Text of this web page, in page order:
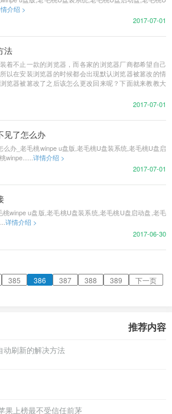
介绍 >
2017-07-01
法
着不止一款的浏览器，而各家的浏览器厂商都希望自己
以在安装浏览器的时候都会出现默认浏览器被篡改的情
览器被篡改了之后该怎么更改回来呢？下面就来教教大
2017-07-01
见了怎么办
么办_老毛桃winpe u盘版,老毛桃U盘装系统,老毛桃U盘启
详情介绍 >
2017-07-01
winpe u盘版,老毛桃U盘装系统,老毛桃U盘启动盘,老毛
详情介绍 >
2017-06-30
385 386 387 388 389 下一页
推荐内容
动刷新的解决方法
果上榜最不受信任前茅